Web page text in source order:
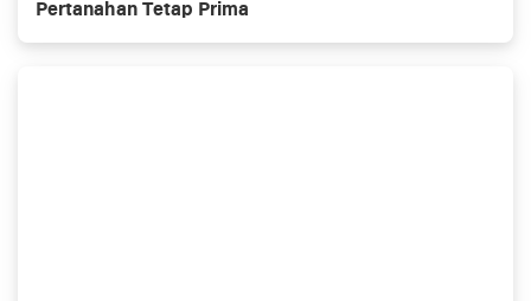
Pertanahan Tetap Prima